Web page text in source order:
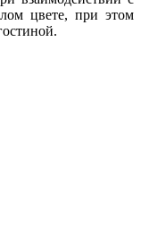
цвете, при этом